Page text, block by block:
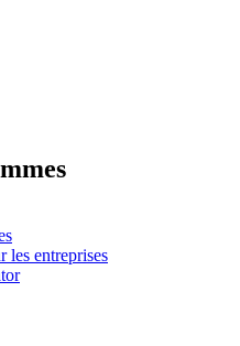
les entreprises